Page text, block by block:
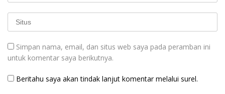
Simpan nama, email, dan situs web saya pada peramban ini
untuk komentar saya berikutnya.
Beritahu saya akan tindak lanjut komentar melalui surel.